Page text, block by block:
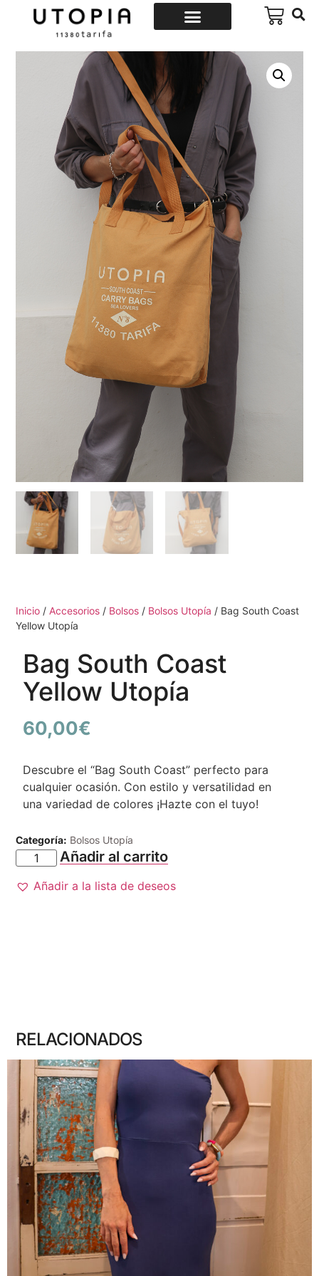
Inicio / Accesorios / Bolsos / Bolsos Utopía / Bag South Coast
Yellow Utopía
Bag South Coast
Yellow Utopía
60,00€
Descubre el “Bag South Coast” perfecto para
cualquier ocasión. Con estilo y versatilidad en
una variedad de colores ¡Hazte con el tuyo!
Categoría: Bolsos Utopía
Añadir al carrito
Añadir a la lista de deseos
RELACIONADOS